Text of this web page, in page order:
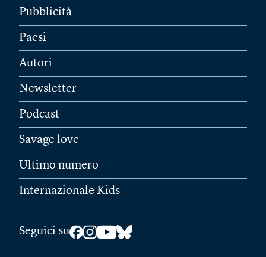
Pubblicità
Paesi
Autori
Newsletter
Podcast
Savage love
Ultimo numero
Internazionale Kids
Seguici su